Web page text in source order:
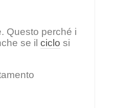
Questo perché i
se il ciclo si